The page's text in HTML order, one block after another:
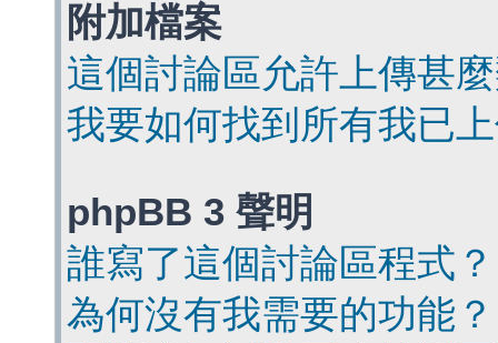
附加檔案
這個討論區允許上傳甚
我要如何找到所有我已
phpBB 3 聲明
誰寫了這個討論區程式？
為何沒有我需要的功能？